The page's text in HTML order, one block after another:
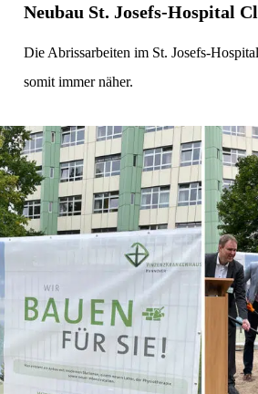
Neubau St. Josefs-Hospital
Die Abrissarbeiten im St. Josefs-
somit immer näher.